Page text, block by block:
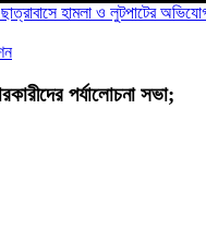
হামলা ও লুটপাটের অভিযোগ
পর্যালোচনা সভা;